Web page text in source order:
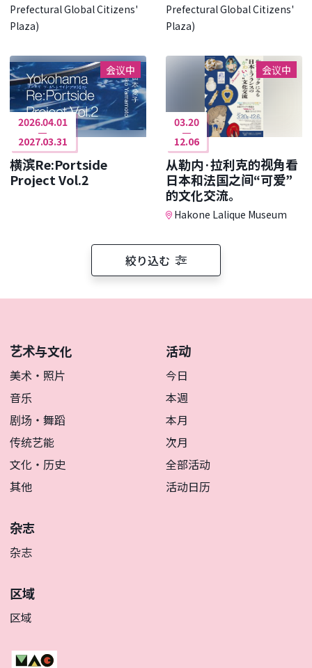
Prefectural Global Citizens'
Plaza)
Prefectural Global Citizens'
Plaza)
会议中
2026.04.01
2027.03.31
横滨Re:Portside
Project Vol.2
会议中
03.20
12.06
从勒内·拉利克的视角看
日本和法国之间“可爱”
的文化交流。
Hakone Lalique Museum
絞り込む
艺术与文化
美术・照片
音乐
剧场・舞蹈
传统艺能
文化・历史
其他
活动
今日
本週
本月
次月
全部活动
活动日历
杂志
杂志
区域
区域